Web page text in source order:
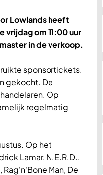
Lowlands heeft
vrijdag om 11:00 uur
in de verkoop.
sponsortickets.
gekocht. De
Op
regelmatig
Op het
Lamar, N.E.R.D.,
Rag'n'Bone Man, De